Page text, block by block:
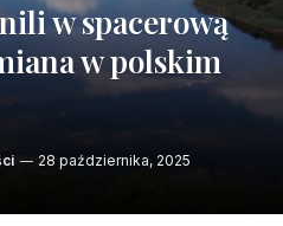
w spacerową
w polskim
28 października, 2025